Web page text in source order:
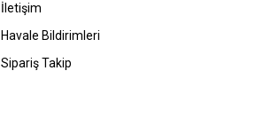
İletişim
Havale Bildirimleri
Sipariş Takip